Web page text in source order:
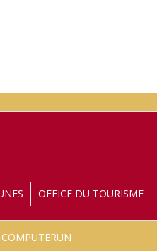
OFFICE DU TOURISME